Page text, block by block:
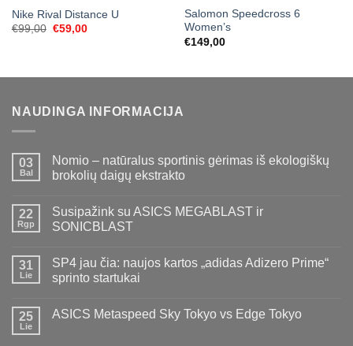
Nike Rival Distance U
€99,00 Original
€59,00Current
Salomon Speedcross 6
Women’s
€149,00
NAUDINGA INFORMACIJA
03
Bal
Nomio – natūralus sportinis gėrimas iš ekologiškų
brokolių daigų ekstrakto
22
Rgp
Susipažink su ASICS MEGABLAST ir
SONICBLAST
31
Lie
SP4 jau čia: naujos kartos „adidas Adizero Prime“
sprinto startukai
25
Lie
ASICS Metaspeed Sky Tokyo vs Edge Tokyo